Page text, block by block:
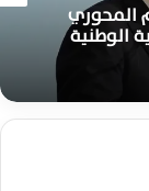
المحوري
الوطنية